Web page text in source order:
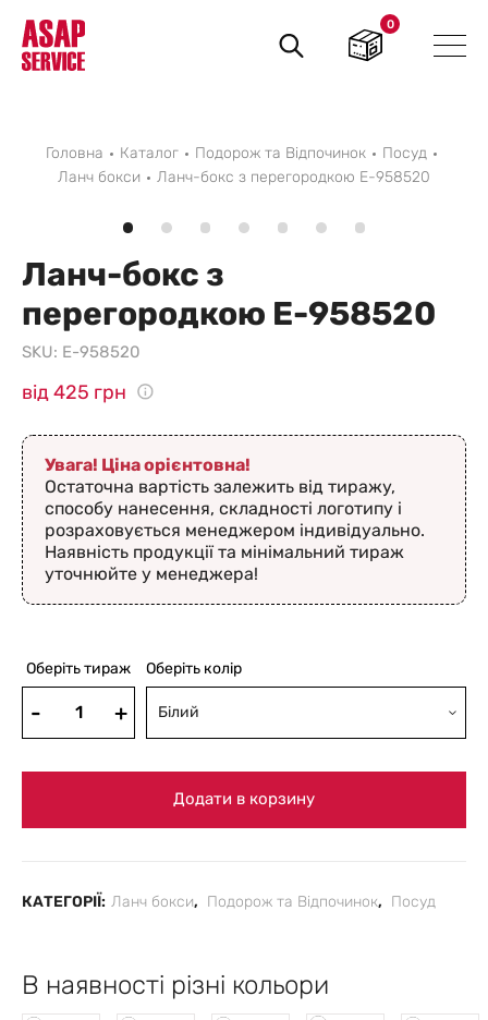
Пошук
товарів
0
Головна Каталог Подорож та Відпочинок
Посуд
Ланч бокси
Ланч-бокс з перегородкою E-958520
Ланч-бокс з
перегородкою E-958520
SKU: E-958520
від 425 грн
Увага! Ціна орієнтовна!
Остаточна вартість залежить від тиражу,
способу нанесення, складності логотипу і
розраховується менеджером індивідуально.
Наявність продукції та мінімальний тираж
уточнюйте у менеджера!
Оберіть тираж Оберіть колір
Білий
Додати в корзину
КАТЕГОРІЇ: Ланч бокси, Подорож та Відпочинок, Посуд
В наявності різні кольори